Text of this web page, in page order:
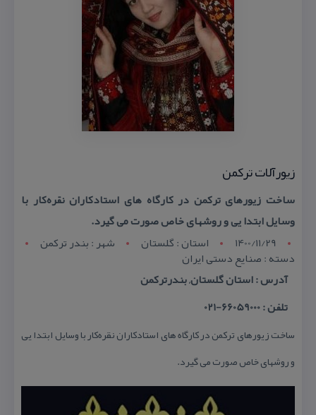
زیورآلات تركمن
ساخت زیورهای تركمن در كارگاه های استادكاران نقره‌كار با
وسایل ابتدا یی و روشهای خاص صورت می گیرد.
1400/11/29
استان : گلستان شهر : بندر ترکمن
دسته : صنایع دستی ایران
آدرس : استان گلستان, بندرتركمن
تلفن : 66059000-021
ساخت زیورهای تركمن در كارگاه های استادكاران نقره‌كار با وسایل ابتدا یی
و روشهای خاص صورت می گیرد.